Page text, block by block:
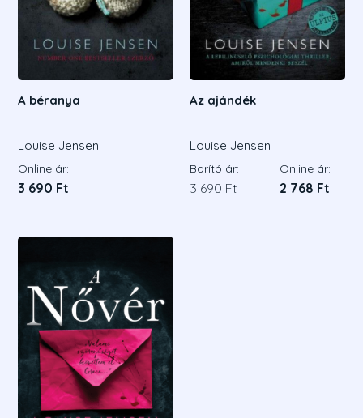
A béranya
Louise Jensen
Online ár:
3 690 Ft
Az ajándék
Louise Jensen
Borító ár:
3 690 Ft
Online ár:
2 768 Ft